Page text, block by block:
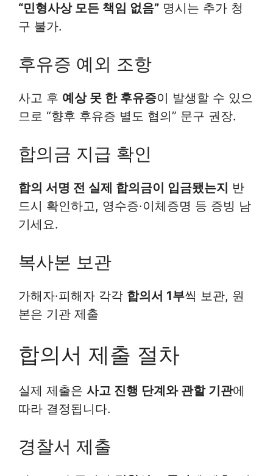
“민형사상 모든 책임 없음” 명시는 추가 청
구 불가.
후유증 예외 조항
사고 후 예상 못 한 후유증이 발생할 수 있으
므로 “향후 후유증 별도 협의” 문구 권장.
합의금 지급 확인
합의 서명 전 실제 합의금이 입금됐는지 반
드시 확인하고, 영수증·이체증명 등 증빙 남
기세요.
복사본 보관
가해자·피해자 각각 합의서 1부씩 보관, 원
본은 기관 제출
합의서 제출 절차
실제 제출은 사고 진행 단계와 관할 기관에
따라 결정됩니다.
경찰서 제출